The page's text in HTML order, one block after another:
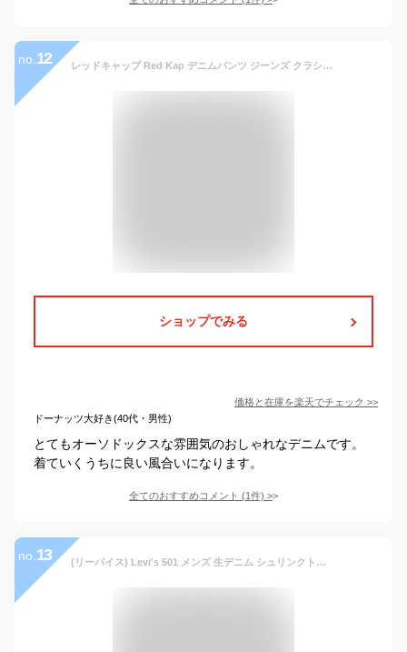
no. 12 レッドキャップ Red Kap デニムパンツ ジーンズ クラシック リジッド ジーン CLASSIC RIGID JEAN PD52DN INDIGO Pants ジーパン 生デニム
ショップでみる
価格と在庫を楽天でチェック >>
ドーナッツ大好き(40代・男性)
とてもオーソドックスな雰囲気のおしゃれなデニムです。
着ていくうちに良い風合いになります。
全てのおすすめコメント (1件) >
no. 13 (リーバイス) Levi's 501 メンズ 生デニム シュリンクトゥフィット ジーンズ 未洗い デニムパンツ ウエスト：30 レングス：34 [並行輸入品]